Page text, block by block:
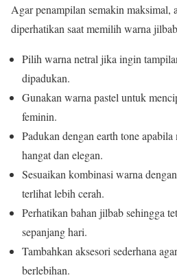
Agar penampilan semakin maksimal,
diperhatikan saat memilih warna
Pilih warna netral jika ingin
dipadukan.
Gunakan warna pastel untuk
feminin.
Padukan dengan earth tone
hangat dan elegan.
Sesuaikan kombinasi warna
terlihat lebih cerah.
Perhatikan bahan jilbab sehingga
sepanjang hari.
Tambahkan aksesori sederhana
berlebihan.